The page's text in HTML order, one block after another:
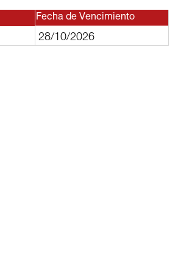
Fecha de Vencimiento
28/10/2026